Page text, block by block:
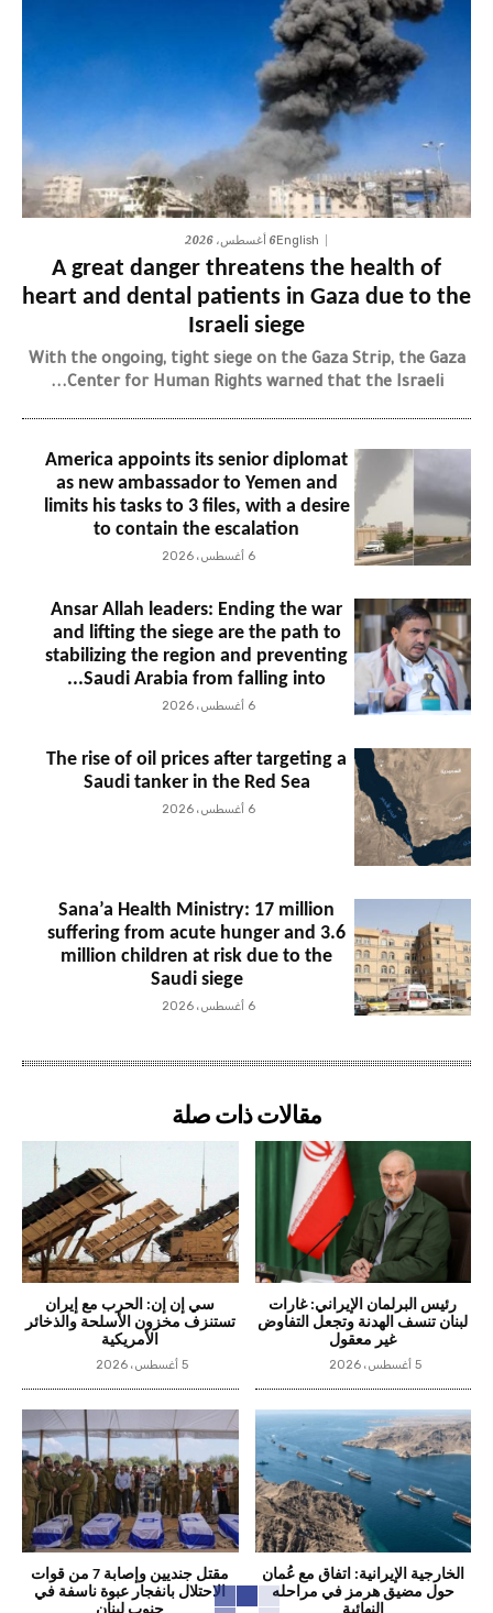
English6 أغسطس، 2026
A great danger threatens the health of
heart and dental patients in Gaza due to the
Israeli siege
With the ongoing, tight siege on the Gaza Strip, the Gaza
Center for Human Rights warned that the Israeli...
America appoints its senior diplomat
as new ambassador to Yemen and
limits his tasks to 3 files, with a desire
to contain the escalation
6 أغسطس، 2026
Ansar Allah leaders: Ending the war
and lifting the siege are the path to
stabilizing the region and preventing
Saudi Arabia from falling into...
6 أغسطس، 2026
The rise of oil prices after targeting a
Saudi tanker in the Red Sea
6 أغسطس، 2026
Sana’a Health Ministry: 17 million
suffering from acute hunger and 3.6
million children at risk due to the
Saudi siege
6 أغسطس، 2026
مقالات ذات صلة
رئيس البرلمان الإيراني: غارات
لبنان تنسف الهدنة وتجعل التفاوض
غير معقول
5 أغسطس، 2026
سي إن إن: الحرب مع إيران
تستنزف مخزون الأسلحة والذخائر
الأمريكية
5 أغسطس، 2026
الخارجية الإيرانية: اتفاق مع عُمان
حول مضيق هرمز في مراحله
مقتل جنديين وإصابة 7 من قوات
الاحتلال بانفجار عبوة ناسفة في